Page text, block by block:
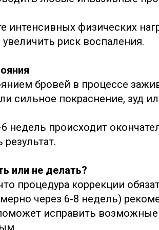
интенсивных физических
риск воспаления.
бровей в процессе
сильное покраснение, зуд
недель происходит
или не делать?
процедура коррекции
через 6-8 недель)
исправить возможные